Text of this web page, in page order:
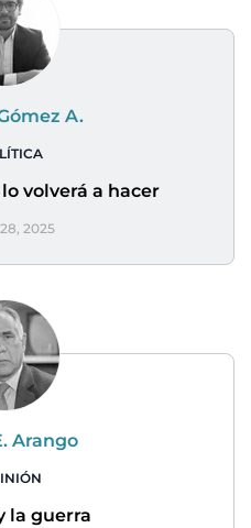
A.
volverá a hacer
2025
Arango
la guerra